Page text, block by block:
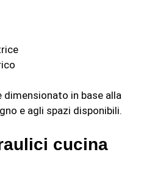
dimensionato in base alla
e agli spazi disponibili.
cucina